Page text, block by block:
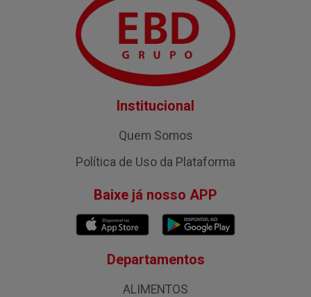
Institucional
Quem Somos
Política de Uso da Plataforma
Baixe já nosso APP
Departamentos
ALIMENTOS